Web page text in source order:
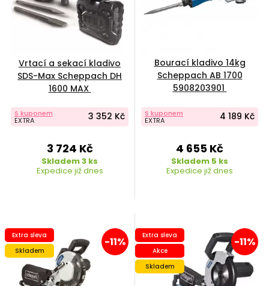
Vrtací a sekací kladivo
SDS-Max Scheppach DH
1600 MAX
S kuponem
EXTRA 3 352 Kč
3 724 Kč
Skladem 3 ks
Expedice již dnes
Bourací kladivo 14kg
Scheppach AB 1700
5908203901
S kuponem
EXTRA 4 189 Kč
4 655 Kč
Skladem 5 ks
Expedice již dnes
-11%
Extra sleva
Skladem
-11%
Extra sleva
Akce
Skladem